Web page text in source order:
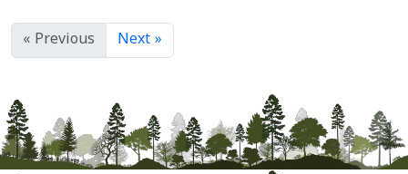
« Previous Next »